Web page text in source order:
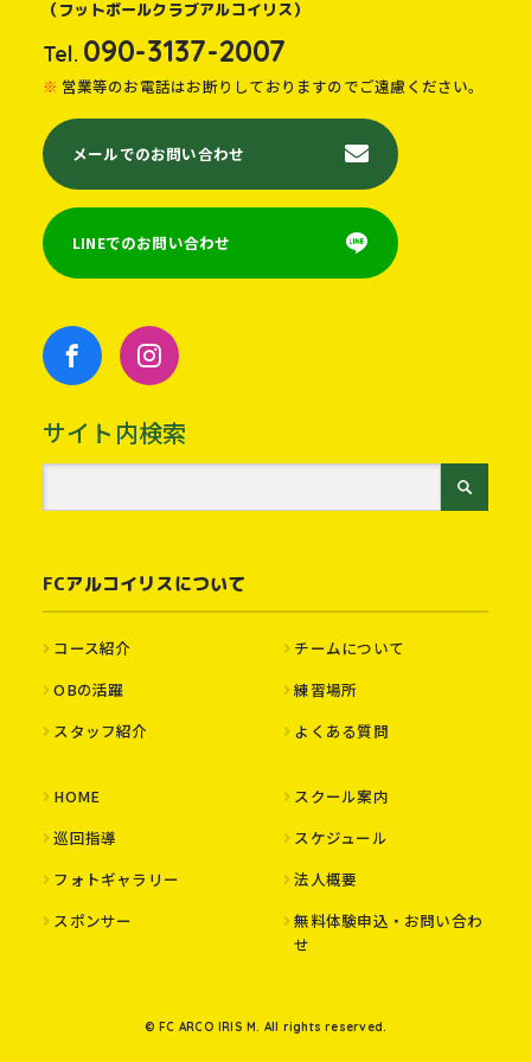
（フットボールクラブアルコイリス）
Tel. 090-3137-2007
営業等のお電話はお断りしておりますのでご遠慮ください。
メールでのお問い合わせ
LINEでのお問い合わせ
サイト内検索
FCアルコイリスについて
コース紹介
チームについて
OBの活躍
練習場所
スタッフ紹介
よくある質問
HOME
スクール案内
巡回指導
スケジュール
フォトギャラリー
法人概要
スポンサー
無料体験申込・お問い合わ
せ
© FC ARCO IRIS M. All rights reserved.